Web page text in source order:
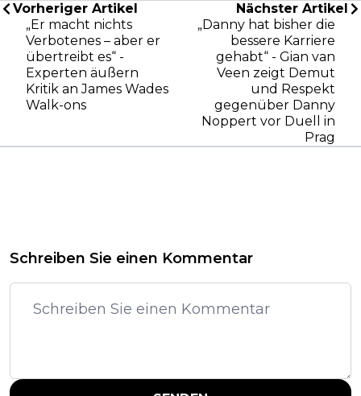
Vorheriger Artikel
„Er macht nichts
Verbotenes – aber er
übertreibt es“ -
Experten äußern
Kritik an James Wades
Walk-ons
Nächster Artikel
„Danny hat bisher die
bessere Karriere
gehabt“ - Gian van
Veen zeigt Demut
und Respekt
gegenüber Danny
Noppert vor Duell in
Prag
Schreiben Sie einen Kommentar